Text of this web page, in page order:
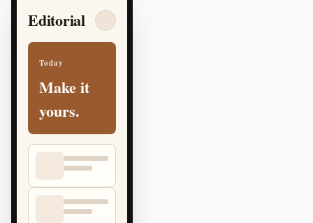
Editorial
Today
Make it
yours.